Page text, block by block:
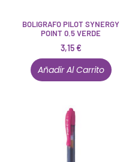
BOLIGRAFO PILOT SYNERGY
POINT 0.5 VERDE
3,15€
Añadir Al Carrito